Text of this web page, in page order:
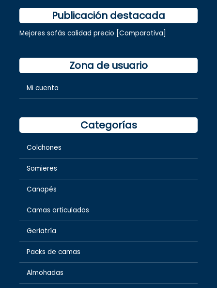
Publicación destacada
Mejores sofás calidad precio [Comparativa]
Zona de usuario
Mi cuenta
Categorías
Colchones
Somieres
Canapés
Camas articuladas
Geriatría
Packs de camas
Almohadas